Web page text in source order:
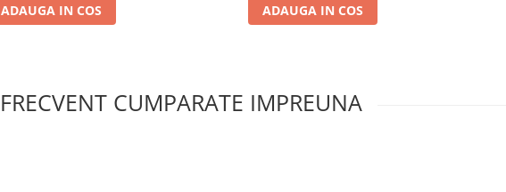
ADAUGA IN COS ADAUGA IN COS
FRECVENT CUMPARATE IMPREUNA